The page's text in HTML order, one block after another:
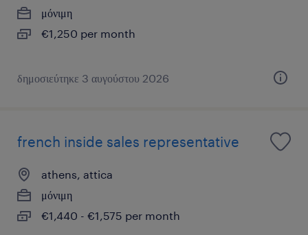
μόνιμη
€1,250 per month
δημοσιεύτηκε 3 αυγούστου 2026
french inside sales representative
athens, attica
μόνιμη
€1,440 - €1,575 per month